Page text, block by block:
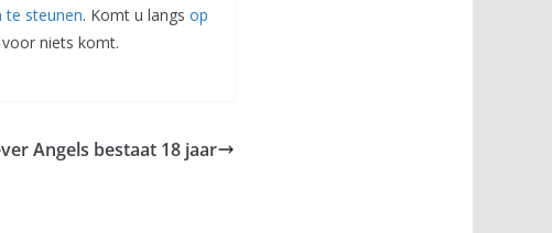
te steunen. Komt u langs op
niets komt.
Angels bestaat 18 jaar